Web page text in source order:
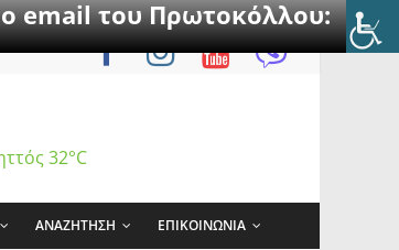
email του Πρωτοκόλλου:
32°C
ΑΝΑΖΗΤΗΣΗ ΕΠΙΚΟΙΝΩΝΙΑ